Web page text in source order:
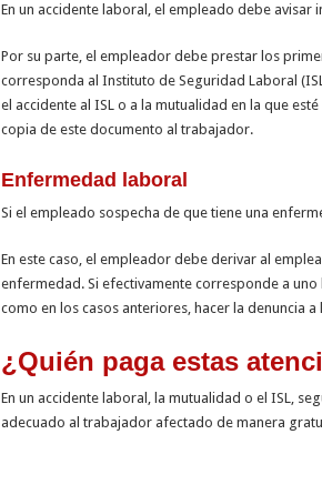
En un accidente laboral, el empleado debe
Por su parte, el empleador debe prestar los
corresponda al Instituto de Seguridad Laboral
el accidente al ISL o a la mutualidad en la que
copia de este documento al trabajador.
Enfermedad laboral
Si el empleado sospecha de que tiene una
En este caso, el empleador debe derivar al
enfermedad. Si efectivamente corresponde a
como en los casos anteriores, hacer la denuncia
¿Quién paga estas
En un accidente laboral, la mutualidad o el ISL,
adecuado al trabajador afectado de manera